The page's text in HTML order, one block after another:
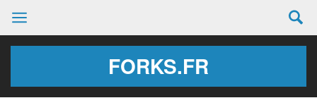
FORKS.FR